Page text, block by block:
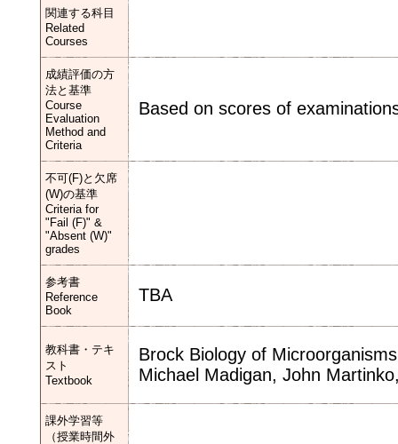
関連する科目
Related
Courses
成績評価の方
法と基準
Course
Evaluation
Method and
Criteria
Based on scores of
不可(F)と欠席
(W)の基準
Criteria for
"Fail (F)" &
"Absent (W)"
grades
参考書
Reference
Book
TBA
教科書・テキ
スト
Textbook
Brock Biology of
Michael Madigan, John
課外学習等
（授業時間外